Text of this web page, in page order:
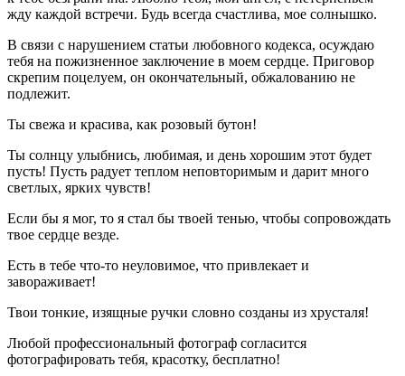
жду каждой встречи. Будь всегда счастлива, мое солнышко.
В связи с нарушением статьи любовного кодекса, осуждаю
тебя на пожизненное заключение в моем сердце. Приговор
скрепим поцелуем, он окончательный, обжалованию не
подлежит.
Ты свежа и красива, как розовый бутон!
Ты солнцу улыбнись, любимая, и день хорошим этот будет
пусть! Пусть радует теплом неповторимым и дарит много
светлых, ярких чувств!
Если бы я мог, то я стал бы твоей тенью, чтобы сопровождать
твое сердце везде.
Есть в тебе что-то неуловимое, что привлекает и
завораживает!
Твои тонкие, изящные ручки словно созданы из хрусталя!
Любой профессиональный фотограф согласится
фотографировать тебя, красотку, бесплатно!